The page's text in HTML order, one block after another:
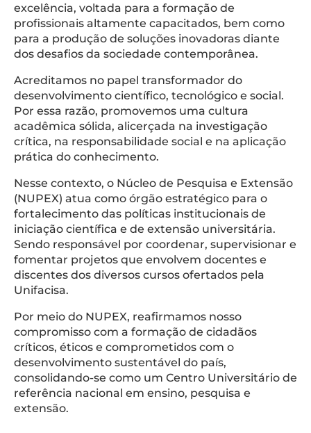
excelência, voltada para a formação de
profissionais altamente capacitados, bem como
para a produção de soluções inovadoras diante
dos desafios da sociedade contemporânea.
Acreditamos no papel transformador do
desenvolvimento científico, tecnológico e social.
Por essa razão, promovemos uma cultura
acadêmica sólida, alicerçada na investigação
crítica, na responsabilidade social e na aplicação
prática do conhecimento.
Nesse contexto, o Núcleo de Pesquisa e Extensão
(NUPEX) atua como órgão estratégico para o
fortalecimento das políticas institucionais de
iniciação científica e de extensão universitária.
Sendo responsável por coordenar, supervisionar e
fomentar projetos que envolvem docentes e
discentes dos diversos cursos ofertados pela
Unifacisa.
Por meio do NUPEX, reafirmamos nosso
compromisso com a formação de cidadãos
críticos, éticos e comprometidos com o
desenvolvimento sustentável do país,
consolidando-se como um Centro Universitário de
referência nacional em ensino, pesquisa e
extensão.